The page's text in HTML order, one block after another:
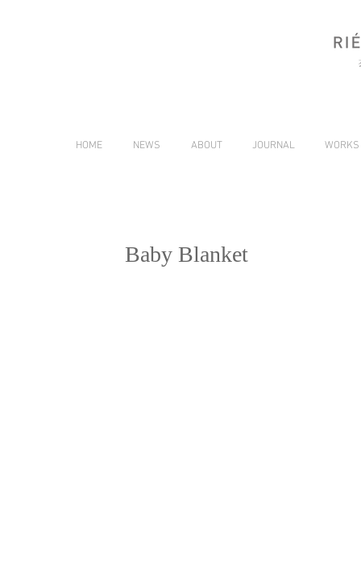
HOME NEWS ABOUT JOURNAL WORKS
Baby Blanket